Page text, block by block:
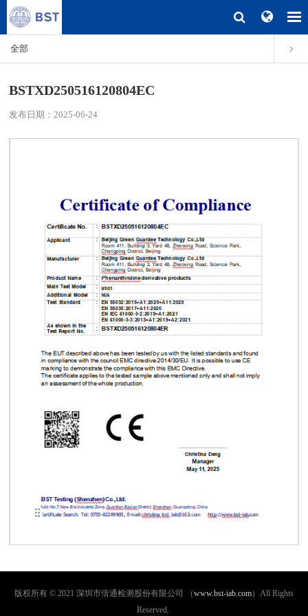
全部
BSTXD250516120804EC
发布日期：2025-06-24
版权所有 © 2021 深圳市倍通检测股份有限公司 （www.bst-iab.com）All Rights
Reserved.